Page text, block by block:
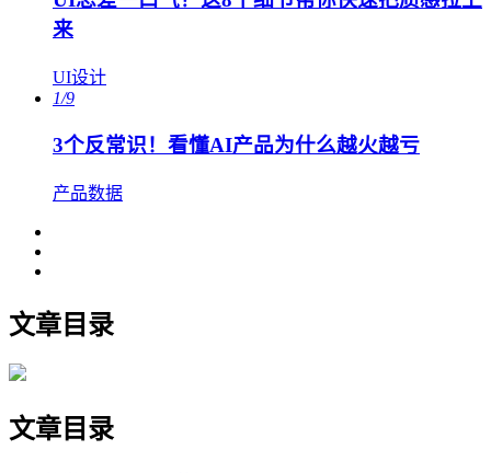
来
UI设计
1/9
3个反常识！看懂AI产品为什么越火越亏
产品数据
文章目录
文章目录